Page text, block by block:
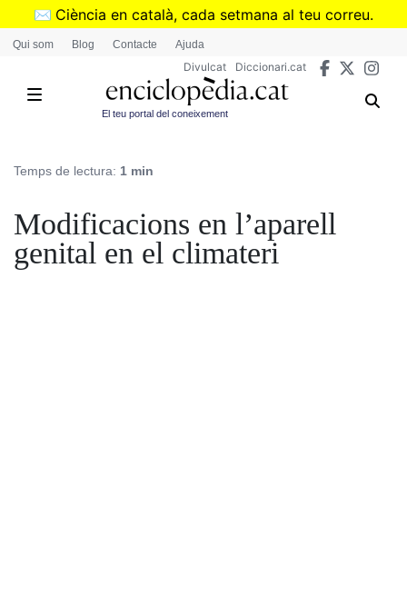
Vés
✉️ Ciència en català, cada setmana al teu correu.
➜Subscriu-te al butlletí de Divulcat
Qui som Blog Contacte Ajuda
Divulcat Diccionari.cat
El teu portal del coneixement
Temps de lectura: 1 min
Modificacions en l’aparell
genital en el climateri